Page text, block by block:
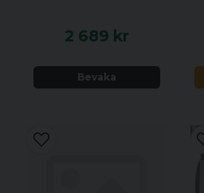
2 689 kr
Bevaka